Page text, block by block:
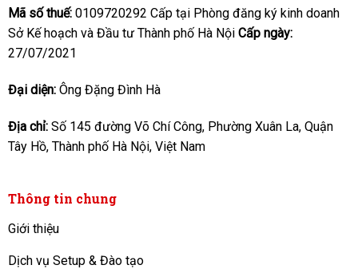
Mã số thuế:0109720292 Cấp tại Phòng đăng ký kinh doanh
Sở Kế hoạch và Đầu tư Thành phố Hà Nội Cấp ngày:
27/07/2021
Đại diện: Ông Đặng Đình Hà
Địa chỉ: Số 145 đường Võ Chí Công, Phường Xuân La, Quận
Tây Hồ, Thành phố Hà Nội, Việt Nam
Thông tin chung
Giới thiệu
Dịch vụ Setup & Đào tạo